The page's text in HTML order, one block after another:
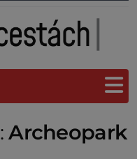
Archeopark